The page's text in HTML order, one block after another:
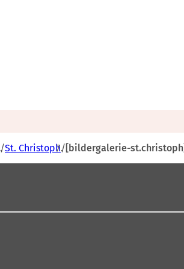
St. Christoph [bildergalerie-st.christoph]